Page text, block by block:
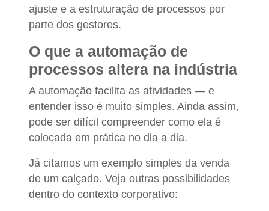
ajuste e a estruturação de processos por
parte dos gestores.
O que a automação de
processos altera na indústria
A automação facilita as atividades — e
entender isso é muito simples. Ainda assim,
pode ser difícil compreender como ela é
colocada em prática no dia a dia.
Já citamos um exemplo simples da venda
de um calçado. Veja outras possibilidades
dentro do contexto corporativo: